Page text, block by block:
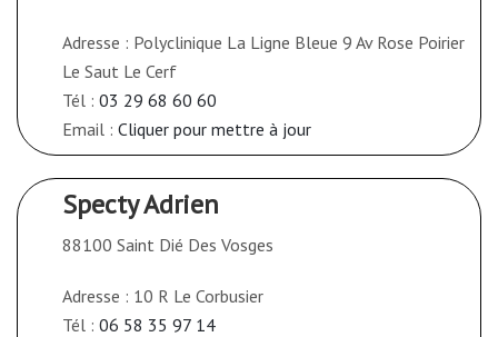
Adresse : Polyclinique La Ligne Bleue 9 Av Rose Poirier
Le Saut Le Cerf
Tél : 03 29 68 60 60
Email : Cliquer pour mettre à jour
Specty Adrien
88100 Saint Dié Des Vosges
Adresse : 10 R Le Corbusier
Tél : 06 58 35 97 14